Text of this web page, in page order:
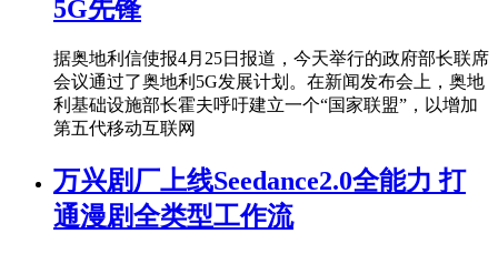
5G先锋
据奥地利信使报4月25日报道，今天举行的政府部长联席
会议通过了奥地利5G发展计划。在新闻发布会上，奥地
利基础设施部长霍夫呼吁建立一个“国家联盟”，以增加
第五代移动互联网
万兴剧厂上线Seedance2.0全能力 打
通漫剧全类型工作流